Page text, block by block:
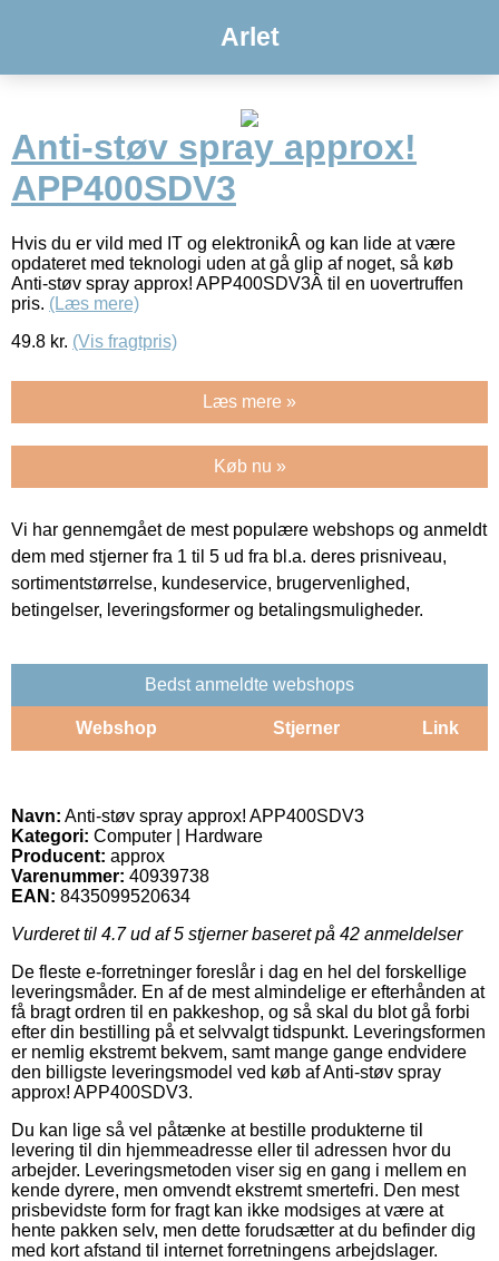
Arlet
Anti-støv spray approx!
APP400SDV3
Hvis du er vild med IT og elektronikÂ og kan lide at være
opdateret med teknologi uden at gå glip af noget, så køb
Anti-støv spray approx! APP400SDV3Â til en uovertruffen
pris. (Læs mere)
49.8 kr. (Vis fragtpris)
Læs mere »
Køb nu »
Vi har gennemgået de mest populære webshops og anmeldt
dem med stjerner fra 1 til 5 ud fra bl.a. deres prisniveau,
sortimentstørrelse, kundeservice, brugervenlighed,
betingelser, leveringsformer og betalingsmuligheder.
Bedst anmeldte webshops
Webshop Stjerner Link
Navn: Anti-støv spray approx! APP400SDV3
Kategori: Computer | Hardware
Producent: approx
Varenummer: 40939738
EAN: 8435099520634
Vurderet til 4.7ud af 5 stjerner baseret på 42 anmeldelser
De fleste e-forretninger foreslår i dag en hel del forskellige
leveringsmåder. En af de mest almindelige er efterhånden at
få bragt ordren til en pakkeshop, og så skal du blot gå forbi
efter din bestilling på et selvvalgt tidspunkt. Leveringsformen
er nemlig ekstremt bekvem, samt mange gange endvidere
den billigste leveringsmodel ved køb af Anti-støv spray
approx! APP400SDV3.
Du kan lige så vel påtænke at bestille produkterne til
levering til din hjemmeadresse eller til adressen hvor du
arbejder. Leveringsmetoden viser sig en gang i mellem en
kende dyrere, men omvendt ekstremt smertefri. Den mest
prisbevidste form for fragt kan ikke modsiges at være at
hente pakken selv, men dette forudsætter at du befinder dig
med kort afstand til internet forretningens arbejdslager.